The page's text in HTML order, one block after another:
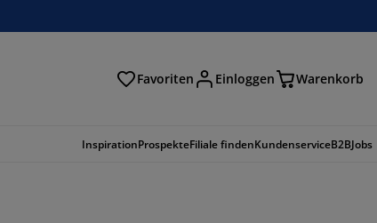
Favoriten Einloggen Warenkorb
InspirationProspekteFiliale findenKundenserviceB2BJobs